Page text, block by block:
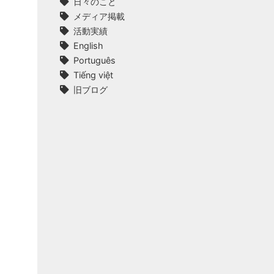
メディア掲載
活動実績
English
Português
Tiếng việt
旧ブログ